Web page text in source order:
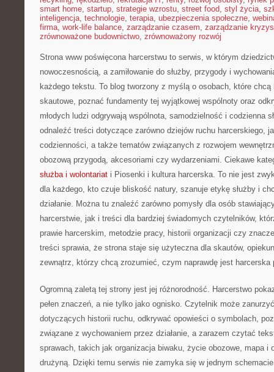
smart home, startup, strategie wzrostu, street food, styl życia,
inteligencja, technologie, terapia, ubezpieczenia społeczne,
firma, work-life balance, zarządzanie czasem, zarządzanie
zrównoważone budownictwo, zrównoważony rozwój
Strona www poświęcona harcerstwu to serwis, w którym
nowoczesnością, a zamiłowanie do służby, przygody i
każdego tekstu. To blog tworzony z myślą o osobach, które chcą
skautowe, poznać fundamenty tej wyjątkowej wspólnoty oraz
młodych ludzi odgrywają wspólnota, samodzielność i codzienna
odnaleźć treści dotyczące zarówno dziejów ruchu harcerskiego,
codzienności, a także tematów związanych z rozwojem
obozową przygodą, akcesoriami czy wydarzeniami. Ciekawe
służba i wolontariat i Piosenki i kultura harcerska. To nie jest
dla każdego, kto czuje bliskość natury, szanuje etykę służby i
działanie. Można tu znaleźć zarówno pomysły dla osób
harcerstwie, jak i treści dla bardziej świadomych czytelników,
prawie harcerskim, metodzie pracy, historii organizacji czy
treści sprawia, że strona staje się użyteczna dla skautów,
zewnątrz, którzy chcą zrozumieć, czym naprawdę jest harcerska
Ogromną zaletą tej strony jest jej różnorodność. Harcerstwo
pełen znaczeń, a nie tylko jako ognisko. Czytelnik może
dotyczących historii ruchu, odkrywać opowieści o symbolach,
związane z wychowaniem przez działanie, a zarazem czytać
sprawach, takich jak organizacja biwaku, życie obozowe, mapa i
drużyną. Dzięki temu serwis nie zamyka się w jednym